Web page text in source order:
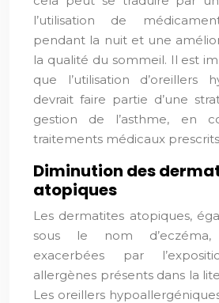
l’utilisation de
pendant la nuit et une
la qualité du sommeil. Il est
que l’utilisation d’oreillers
devrait faire partie d’une
gestion de l’asthme, en
traitements médicaux
Diminution des
atopiques
Les dermatites atopiques,
sous le nom
exacerbées par
allergènes présents dans la
Les oreillers